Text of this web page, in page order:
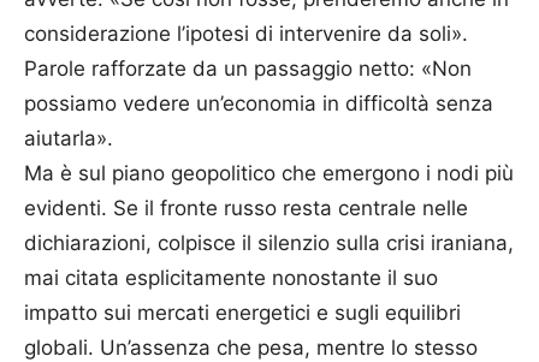
considerazione l’ipotesi di intervenire da soli».
Parole rafforzate da un passaggio netto: «Non
possiamo vedere un’economia in difficoltà senza
aiutarla».
Ma è sul piano geopolitico che emergono i nodi più
evidenti. Se il fronte russo resta centrale nelle
dichiarazioni, colpisce il silenzio sulla crisi iraniana,
mai citata esplicitamente nonostante il suo
impatto sui mercati energetici e sugli equilibri
globali. Un’assenza che pesa, mentre lo stesso